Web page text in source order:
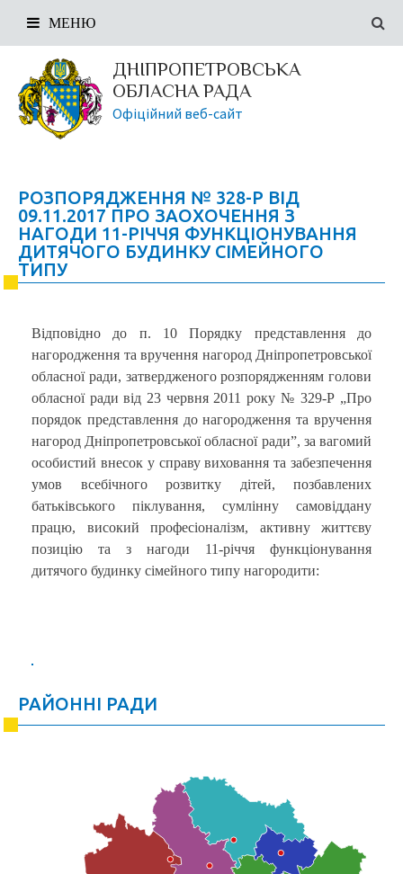
ДНІПРОПЕТРОВСЬКА
ОБЛАСНА РАДА
Офіційний веб-сайт
МЕНЮ
РОЗПОРЯДЖЕННЯ № 328-Р ВІД
09.11.2017 ПРО ЗАОХОЧЕННЯ З
НАГОДИ 11-РІЧЧЯ ФУНКЦІОНУВАННЯ
ДИТЯЧОГО БУДИНКУ СІМЕЙНОГО
ТИПУ
Відповідно до п. 10 Порядку представлення до
нагородження та вручення нагород Дніпропетровської
обласної ради, затвердженого розпорядженням голови
обласної ради від 23 червня 2011 року № 329-Р „Про
порядок представлення до нагородження та вручення
нагород Дніпропетровської обласної ради”, за вагомий
особистий внесок у справу виховання та забезпечення
умов всебічного розвитку дітей, позбавлених
батьківського піклування, сумлінну самовіддану
працю, високий професіоналізм, активну життєву
позицію та з нагоди 11-річчя функціонування
дитячого будинку сімейного типу нагородити:
РАЙОННІ РАДИ